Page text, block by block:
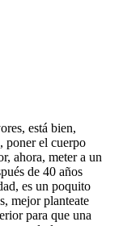
está bien,
poner el cuerpo
ahora, meter a un
de 40 años
es un poquito
mejor planteate
para que una